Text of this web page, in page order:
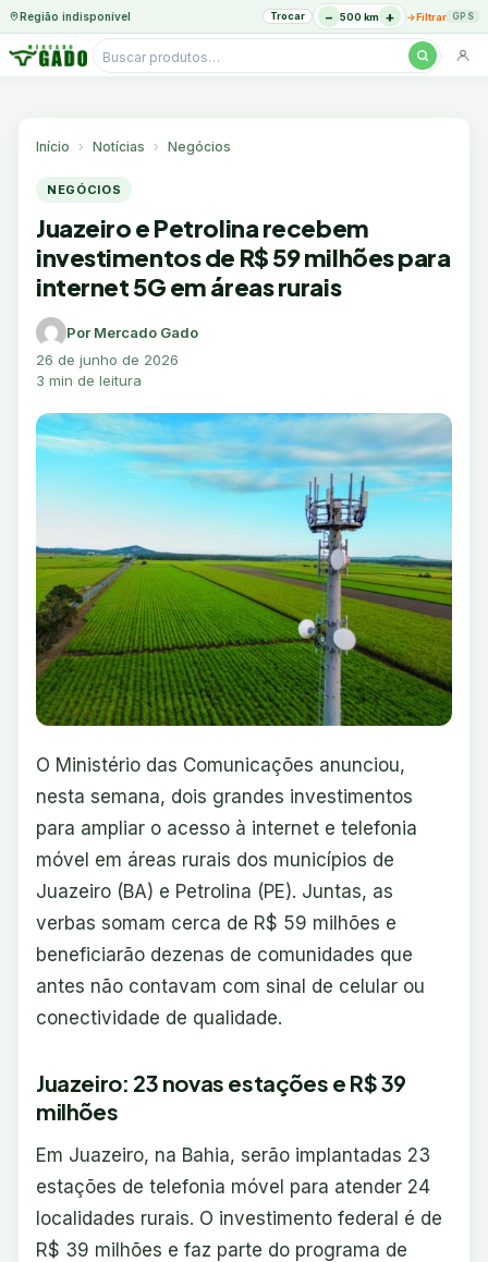
Região indisponível Trocar − 500 km + →Filtrar GPS
Pesquisar
Início Notícias Negócios
NEGÓCIOS
Juazeiro e Petrolina recebem
investimentos de R$ 59 milhões para
internet 5G em áreas rurais
Por Mercado Gado
26 de junho de 2026
3 min de leitura
O Ministério das Comunicações anunciou,
nesta semana, dois grandes investimentos
para ampliar o acesso à internet e telefonia
móvel em áreas rurais dos municípios de
Juazeiro (BA) e Petrolina (PE). Juntas, as
verbas somam cerca de R$ 59 milhões e
beneficiarão dezenas de comunidades que
antes não contavam com sinal de celular ou
conectividade de qualidade.
Juazeiro: 23 novas estações e R$ 39
milhões
Em Juazeiro, na Bahia, serão implantadas 23
estações de telefonia móvel para atender 24
localidades rurais. O investimento federal é de
R$ 39 milhões e faz parte do programa de